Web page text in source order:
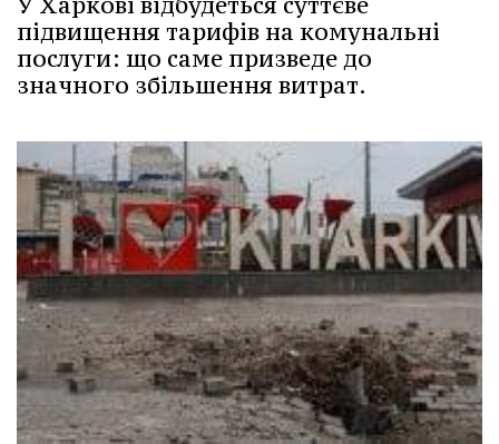
підвищення тарифів на комунальні
послуги: що саме призведе до
значного збільшення витрат.